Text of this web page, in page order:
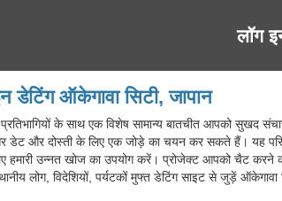
लॉग
डेटिंग ऑकेगावा सिटी, जापान
के साथ एक विशेष सामान्य बातचीत आपको सुखद
और दोस्ती के लिए एक जोड़े का चयन कर सकते हैं। यह
हमारी उन्नत खोज का उपयोग करें। प्रोजेक्ट आपको चैट करने
लोग, विदेशियों, पर्यटकों मुफ्त डेटिंग साइट से जुड़ें ऑकेगावा